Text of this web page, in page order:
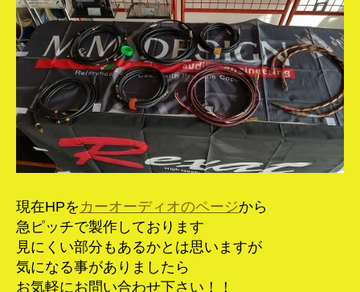
現在HPを カーオーディオのページから
急ピッチで製作しております
見にくい部分もあるかとは思いますが
気になる事がありましたら
お気軽にお問い合わせ下さい！！